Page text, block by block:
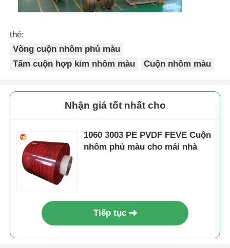
thẻ:
Vòng cuộn nhôm phủ màu
Tấm cuộn hợp kim nhôm màu
Cuộn nhôm màu
Nhận giá tốt nhất cho
1060 3003 PE PVDF FEVE Cuộn
nhôm phủ màu cho mái nhà
Tiếp tục